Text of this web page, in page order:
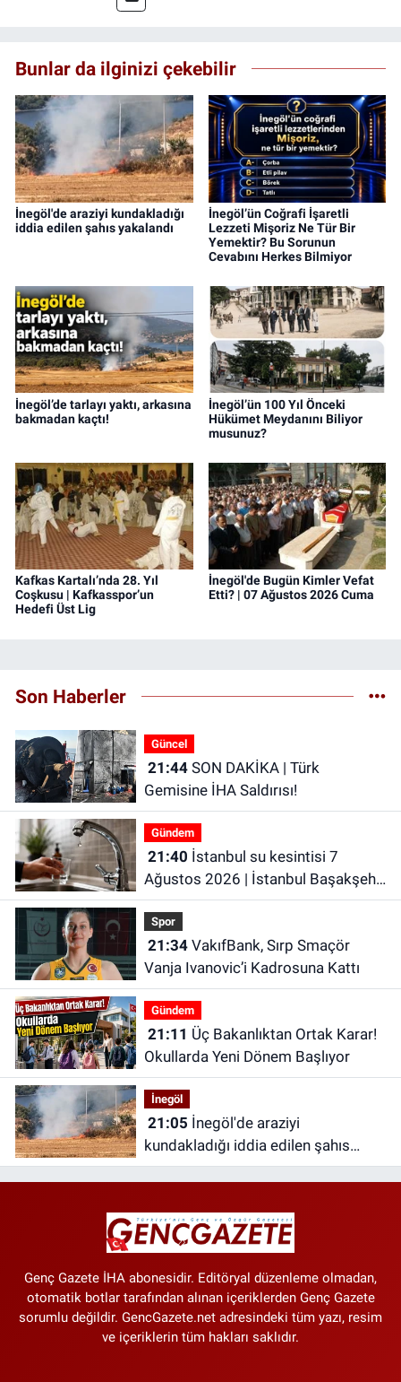
Bunlar da ilginizi çekebilir
İnegöl'de araziyi kundakladığı
iddia edilen şahıs yakalandı
İnegöl’ün Coğrafi İşaretli
Lezzeti Mişoriz Ne Tür Bir
Yemektir? Bu Sorunun
Cevabını Herkes Bilmiyor
İnegöl’de tarlayı yaktı, arkasına
bakmadan kaçtı!
İnegöl’ün 100 Yıl Önceki
Hükümet Meydanını Biliyor
musunuz?
Kafkas Kartalı’nda 28. Yıl
Coşkusu | Kafkasspor’un
Hedefi Üst Lig
İnegöl'de Bugün Kimler Vefat
Etti? | 07 Ağustos 2026 Cuma
Son Haberler
Güncel
21:44SON DAKİKA | Türk
Gemisine İHA Saldırısı!
Gündem
21:40
Ağustos 2026 | İstanbul Başakşehir
Su Kesintisi | İstanbul’da Son
Dakika Su Kesintileri!
Spor
21:34VakıfBank, Sırp Smaçör
Vanja Ivanovic’i Kadrosuna Kattı
Gündem
21:11
Okullarda Yeni Dönem Başlıyor
İnegöl
21:05
kundakladığı iddia edilen şahıs
yakalandı
Genç Gazete İHA abonesidir. Editöryal düzenleme olmadan,
otomatik botlar tarafından alınan içeriklerden Genç Gazete
sorumlu değildir. GencGazete.net adresindeki tüm yazı, resim
ve içeriklerin tüm hakları saklıdır.